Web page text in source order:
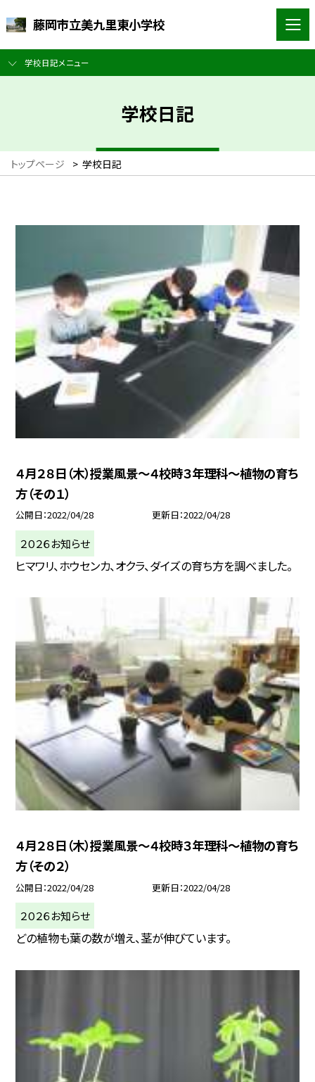
藤岡市立美九里東小学校
学校日記メニュー
学校日記
トップページ > 学校日記
４月２８日（木）授業風景〜４校時３年理科〜植物の育ち
方（その１）
公開日 2022/04/28 更新日 2022/04/28
２０２６お知らせ
ヒマワリ、ホウセンカ、オクラ、ダイズの育ち方を調べました。
４月２８日（木）授業風景〜４校時３年理科〜植物の育ち
方（その２）
公開日 2022/04/28 更新日 2022/04/28
２０２６お知らせ
どの植物も葉の数が増え、茎が伸びています。